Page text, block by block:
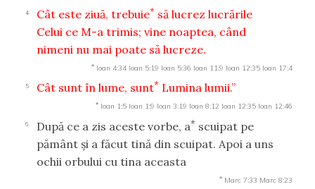
4 Cât este ziuă, trebuie* să lucrez lucrările
Celui ce M-a trimis; vine noaptea, când
nimeni nu mai poate să lucreze.
* Ioan 4:34 Ioan 5:19 Ioan 5:36 Ioan 11:9 Ioan 12:35 Ioan 17:4
5 Cât sunt în lume, sunt* Lumina lumii.”
* Ioan 1:5 Ioan 1:9 Ioan 3:19 Ioan 8:12 Ioan 12:35 Ioan 12:46
6 După ce a zis aceste vorbe, a* scuipat pe
pământ şi a făcut tină din scuipat. Apoi a uns
ochii orbului cu tina aceasta
* Marc 7:33 Marc 8:23